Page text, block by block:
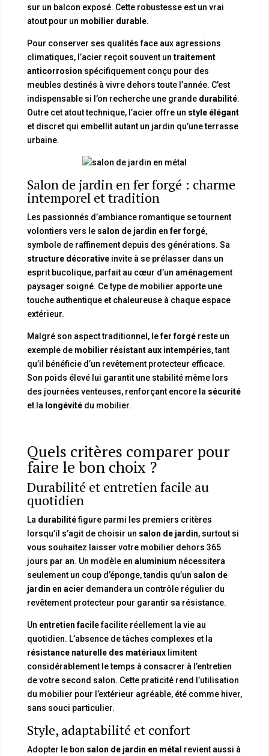
sur un balcon exposé. Cette robustesse est un vrai
atout pour un mobilier durable.
Pour conserver ses qualités face aux agressions
climatiques, l’acier reçoit souvent un traitement
anticorrosion spécifiquement conçu pour des
meubles destinés à vivre dehors toute l’année. C’est
indispensable si l’on recherche une grande durabilité.
Outre cet atout technique, l’acier offre un style élégant
et discret qui embellit autant un jardin qu’une terrasse
urbaine.
Salon de jardin en fer forgé : charme
intemporel et tradition
Les passionnés d’ambiance romantique se tournent
volontiers vers le salon de jardin en fer forgé,
symbole de raffinement depuis des générations. Sa
structure décorativeinvite à se prélasser dans un
esprit bucolique, parfait au cœur d’un aménagement
paysager soigné. Ce type de mobilier apporte une
touche authentique et chaleureuse à chaque espace
extérieur.
Malgré son aspect traditionnel, lefer forgéreste un
exemple de mobilier résistant aux intempéries, tant
qu’il bénéficie d’un revêtement protecteur efficace.
Son poids élevé lui garantit une stabilité même lors
des journées venteuses, renforçant encore la sécurité
et la longévitédu mobilier.
Quels critères comparer pour
faire le bon choix ?
Durabilité et entretien facile au
quotidien
La durabilitéfigure parmi les premiers critères
lorsqu’il s’agit de choisir un salon de jardin, surtout si
vous souhaitez laisser votre mobilier dehors 365
jours par an. Un modèle en aluminium nécessitera
seulement un coup d’éponge, tandis qu’un salon de
jardin en acier demandera un contrôle régulier du
revêtement protecteur pour garantir sa résistance.
Un entretien facilefacilite réellement la vie au
quotidien. L’absence de tâches complexes et la
résistance naturelle des matériauxlimitent
considérablement le temps à consacrer à l’entretien
de votre second salon. Cette praticité rend l’utilisation
du mobilier pour l’extérieur agréable, été comme hiver,
sans souci particulier.
Style, adaptabilité et confort
Adopter le bon salon de jardin en métal revient aussi à